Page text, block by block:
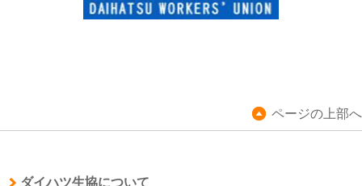
ページの上部へ
ダイハツ生協について